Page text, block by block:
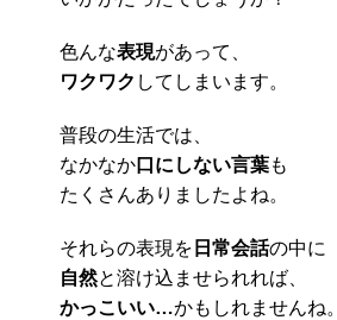
色んな表現があって、
ワクワク してしまいます。
普段の生活では、
なかなか口にしない言葉も
たくさんありましたよね。
それらの表現を 日常会話の中に
自然と溶け込ませられれば、
かっこいい…かもしれませんね。